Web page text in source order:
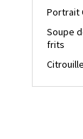
Portrait
Soupe
frits